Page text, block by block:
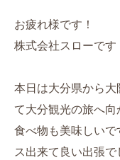
お疲れ様です！
株式会社スローです
本日は大分県から
て大分観光の旅へ向
食べ物も美味しい
ス出来て良い出張